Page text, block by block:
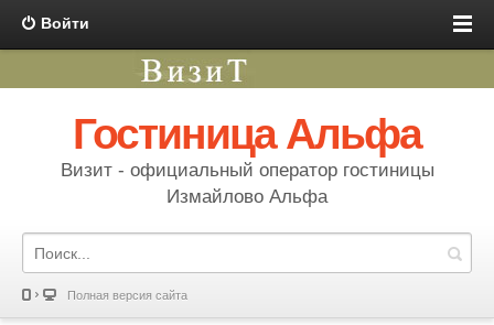
Войти
Гостиница Альфа
Визит - официальный оператор гостиницы
Измайлово Альфа
Полная версия сайта